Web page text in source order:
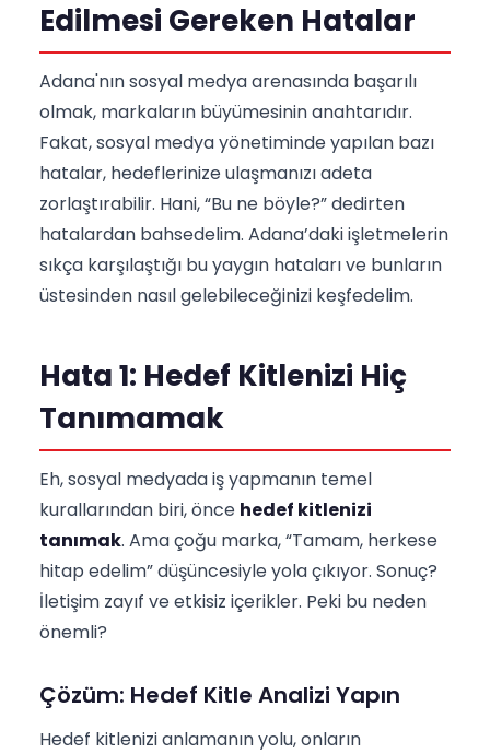
Edilmesi Gereken Hatalar
Adana'nın sosyal medya arenasında başarılı
olmak, markaların büyümesinin anahtarıdır.
Fakat, sosyal medya yönetiminde yapılan bazı
hatalar, hedeflerinize ulaşmanızı adeta
zorlaştırabilir. Hani, “Bu ne böyle?” dedirten
hatalardan bahsedelim. Adana’daki işletmelerin
sıkça karşılaştığı bu yaygın hataları ve bunların
üstesinden nasıl gelebileceğinizi keşfedelim.
Hata 1: Hedef Kitlenizi Hiç
Tanımamak
Eh, sosyal medyada iş yapmanın temel
kurallarından biri, önce hedef kitlenizi
tanımak. Ama çoğu marka, “Tamam, herkese
hitap edelim” düşüncesiyle yola çıkıyor. Sonuç?
İletişim zayıf ve etkisiz içerikler. Peki bu neden
önemli?
Çözüm: Hedef Kitle Analizi Yapın
Hedef kitlenizi anlamanın yolu, onların